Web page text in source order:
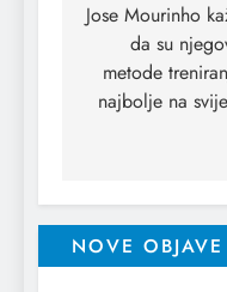
Jose Mourinho
da su
metode
najbolje na
NOVE OBJAVE